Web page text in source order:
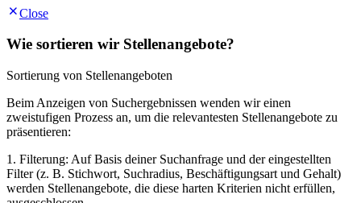
Close
Wie sortieren wir Stellenangebote?
Sortierung von Stellenangeboten
Beim Anzeigen von Suchergebnissen wenden wir einen
zweistufigen Prozess an, um die relevantesten Stellenangebote zu
präsentieren:
1. Filterung: Auf Basis deiner Suchanfrage und der eingestellten
Filter (z. B. Stichwort, Suchradius, Beschäftigungsart und Gehalt)
werden Stellenangebote, die diese harten Kriterien nicht erfüllen,